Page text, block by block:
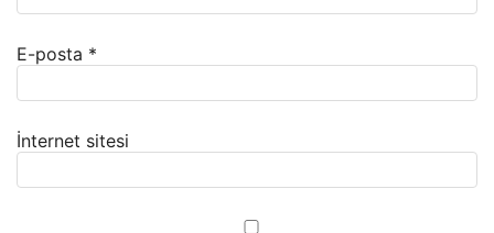
E-posta *
İnternet sitesi